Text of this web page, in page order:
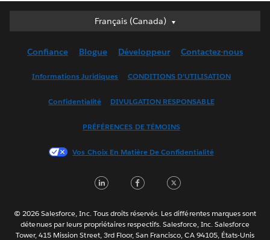
Français (Canada)
Français (Canada)
English (UK)
Français (France)
한국어
Português
ไทย
Confiance Blogue Développeur Contactez-nous
Informations Juridiques CONDITIONS D’UTILISATION
Confidentialité DIVULGATION RESPONSABLE
PRÉFÉRENCES DE TÉMOINS
Vos Choix En Matière De Confidentialité
LinkedInFacebook
© 2026 Salesforce, Inc. Tous droits réservés. Les différentes marques sont
détenues par leurs propriétaires respectifs. Salesforce, Inc. Salesforce
Tower, 415 Mission Street, 3rd Floor, San Francisco, CA 94105, États-Unis